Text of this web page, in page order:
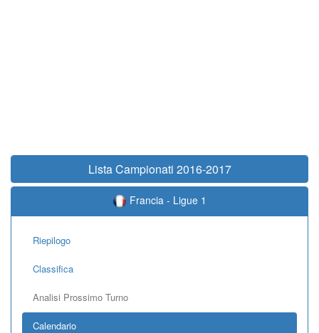
Lista Campionati 2016-2017
Francia - Ligue 1
Riepilogo
Classifica
Analisi Prossimo Turno
Calendario